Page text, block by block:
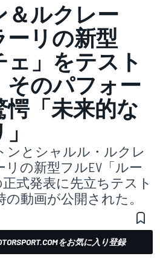
＆ルクレー
ーリの新型
ェ」をテスト
そのパフォー
「未来的な
ンとシャルル・ルクレ
の新型フルEV「ルー
式発表に先立ちテスト
の動画が公開された。
をお気に入り登録